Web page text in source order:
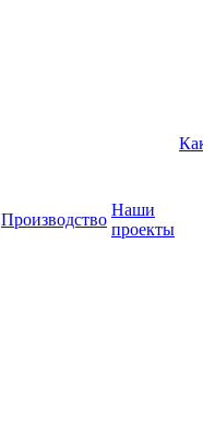
Производство
Наши
проекты